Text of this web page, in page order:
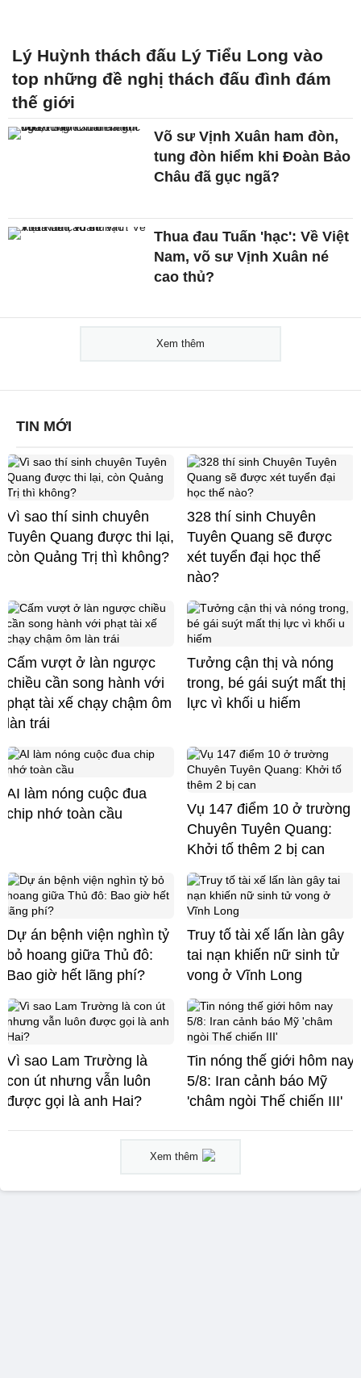
Lý Huỳnh thách đấu Lý Tiểu Long vào
top những đề nghị thách đấu đình đám
thế giới
Võ sư Vịnh Xuân ham đòn,
tung đòn hiểm khi Đoàn Bảo
Châu đã gục ngã?
Thua đau Tuấn 'hạc': Về Việt
Nam, võ sư Vịnh Xuân né
cao thủ?
Xem thêm
TIN MỚI
Vì sao thí sinh chuyên
Tuyên Quang được thi lại,
còn Quảng Trị thì không?
328 thí sinh Chuyên
Tuyên Quang sẽ được
xét tuyển đại học thế
nào?
Cấm vượt ở làn ngược
chiều cần song hành với
phạt tài xế chạy chậm ôm
làn trái
Tưởng cận thị và nóng
trong, bé gái suýt mất thị
lực vì khối u hiếm
AI làm nóng cuộc đua
chip nhớ toàn cầu
Vụ 147 điểm 10 ở trường
Chuyên Tuyên Quang:
Khởi tố thêm 2 bị can
Dự án bệnh viện nghìn tỷ
bỏ hoang giữa Thủ đô:
Bao giờ hết lãng phí?
Truy tố tài xế lấn làn gây
tai nạn khiến nữ sinh tử
vong ở Vĩnh Long
Vì sao Lam Trường là
con út nhưng vẫn luôn
được gọi là anh Hai?
Tin nóng thế giới hôm nay
5/8: Iran cảnh báo Mỹ
'châm ngòi Thế chiến III'
Xem thêm